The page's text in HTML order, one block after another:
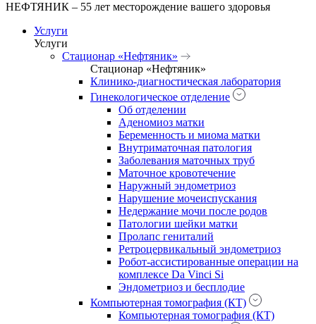
НЕФТЯНИК – 55 лет месторождение вашего здоровья
Услуги
Услуги
Стационар «Нефтяник»
Стационар «Нефтяник»
Клинико-диагностическая лаборатория
Гинекологическое отделение
Об отделении
Аденомиоз матки
Беременность и миома матки
Внутриматочная патология
Заболевания маточных труб
Маточное кровотечение
Наружный эндометриоз
Нарушение мочеиспускания
Недержание мочи после родов
Патологии шейки матки
Пролапс гениталий
Ретроцервикальный эндометриоз
Робот-ассистированные операции на
комплексе Da Vinci Si
Эндометриоз и бесплодие
Компьютерная томография (КТ)
Компьютерная томография (КТ)